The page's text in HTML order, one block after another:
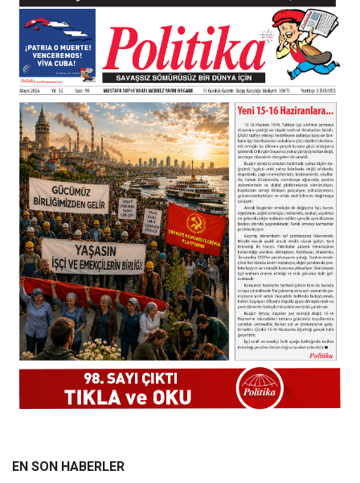
EN SON HABERLER